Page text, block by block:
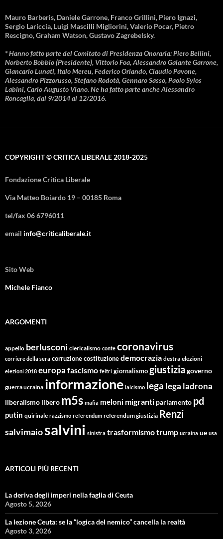
Mauro Barberis, Daniele Garrone, Franco Grillini, Piero Ignazi,
Sergio Lariccia, Luigi Mascilli Migliorini, Valerio Pocar, Pietro
Rescigno, Graham Watson, Gustavo Zagrebelsky.
* Hanno fatto parte del Comitato di Presidenza Onoraria: Piero Bellini,
Norberto Bobbio (Presidente), Vittorio Foa, Alessandro Galante Garrone,
Giancarlo Lunati, Italo Mereu, Federico Orlando, Claudio Pavone,
Alessandro Pizzorusso, Stefano Rodotà, Gennaro Sasso, Paolo Sylos
Labini, Carlo Augusto Viano. Ne ha fatto parte anche Alessandro
Roncaglia, dal 9/2014 al 12/2016.
COPYRIGHT © CRITICA LIBERALE 2018-2025
Fondazione Critica Liberale
Via Matteo Boiardo 19 – 00185 Roma
tel/fax 06 6796011
email info@criticaliberale.it
Sito Web
Michele Fianco
ARGOMENTI
appello berlusconi clericalismo conte coronavirus
corriere della sera corruzionecostituzionedemocrazia destra elezioni
elezioni 2018 europa fascismo feltri giornalismogiustiziagoverno
guerra ucraina informazione laicismo lega lega ladrona
liberalismo libero m5s mafia meloni migranti parlamento pd
putin quirinale razzismo referendum referendum giustizia Renzi
salvimaiosalvini sinistra trasformismotrump ucraina ue usa
ARTICOLI PIÙ RECENTI
La deriva degli imperi nella faglia di Ceuta
Agosto 5, 2026
La lezione Ceuta: se la “logica del nemico” cancella la realtà
Agosto 3, 2026